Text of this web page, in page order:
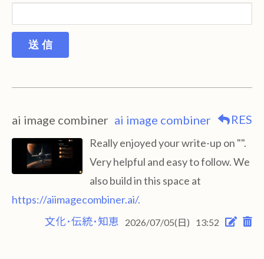
送 信
ai image combiner ai image combiner RES
Really enjoyed your write-up on "".
Very helpful and easy to follow. We
also build in this space at
https://aiimagecombiner.ai/.
文化･伝統･知恵
2026/07/05(日) 13:52